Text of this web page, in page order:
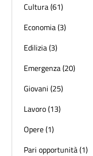
Cultura (61)
Economia (3)
Edilizia (3)
Emergenza (20)
Giovani (25)
Lavoro (13)
Opere (1)
Pari opportunità (1)